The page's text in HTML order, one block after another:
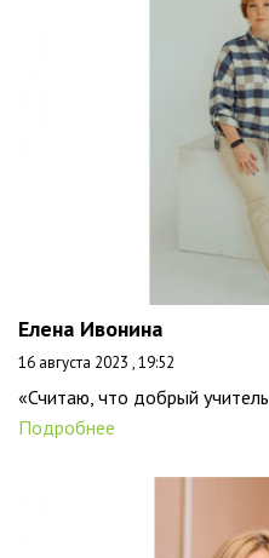
Елена Ивонина
16 августа 2023 , 19:52
«Считаю, что добрый
Подробнее